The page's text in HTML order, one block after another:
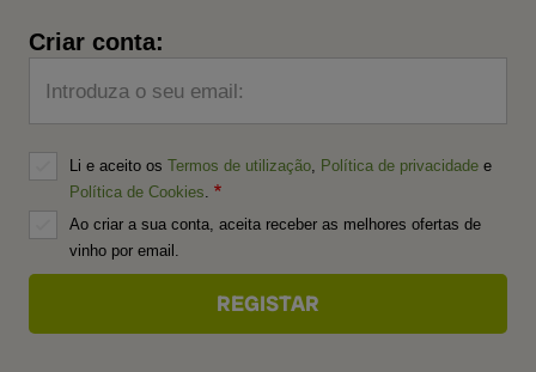
Criar conta:
Introduza o seu email:
Li e aceito os Termos de utilização Política de privacidade e
Política de Cookies
Ao criar a sua conta, aceita receber as melhores ofertas de
vinho por email.